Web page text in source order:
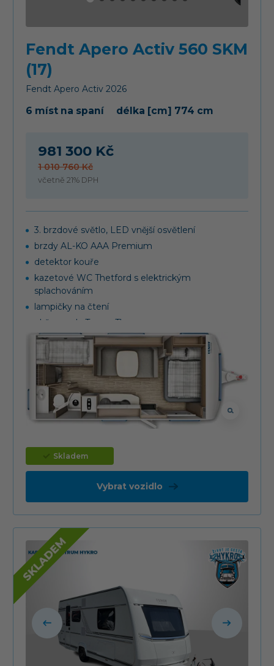
Fendt Apero Activ 560 SKM
(17)
Fendt Apero Activ 2026
6 míst na spaní délka [cm] 774 cm
981 300 Kč
1 010 760 Kč
včetně 21% DPH
3. brzdové světlo, LED vnější osvětlení
brzdy AL-KO AAA Premium
detektor kouře
kazetové WC Thetford s elektrickým
splachováním
lampičky na čtení
ohřev vody Truma Therme
plastový kryt oje
pojezdové kolečko s ukazatelem zatížení
střešní okno MidiHeki (70x50 cm)
topení Truma S 3004, rozvod teplého vzduchu
tříhořákový vařič s nerezovým dřezem a
skleněným krytem
záruka těsnosti nástavby 12 let
Skladem
Vybrat vozidlo